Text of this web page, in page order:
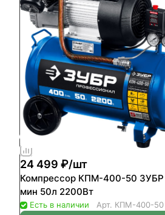
24 499 ₽/шт
Компрессор КПМ-400-50
мин 50л 2200Вт
Есть в наличии Арт. КПМ-400-50